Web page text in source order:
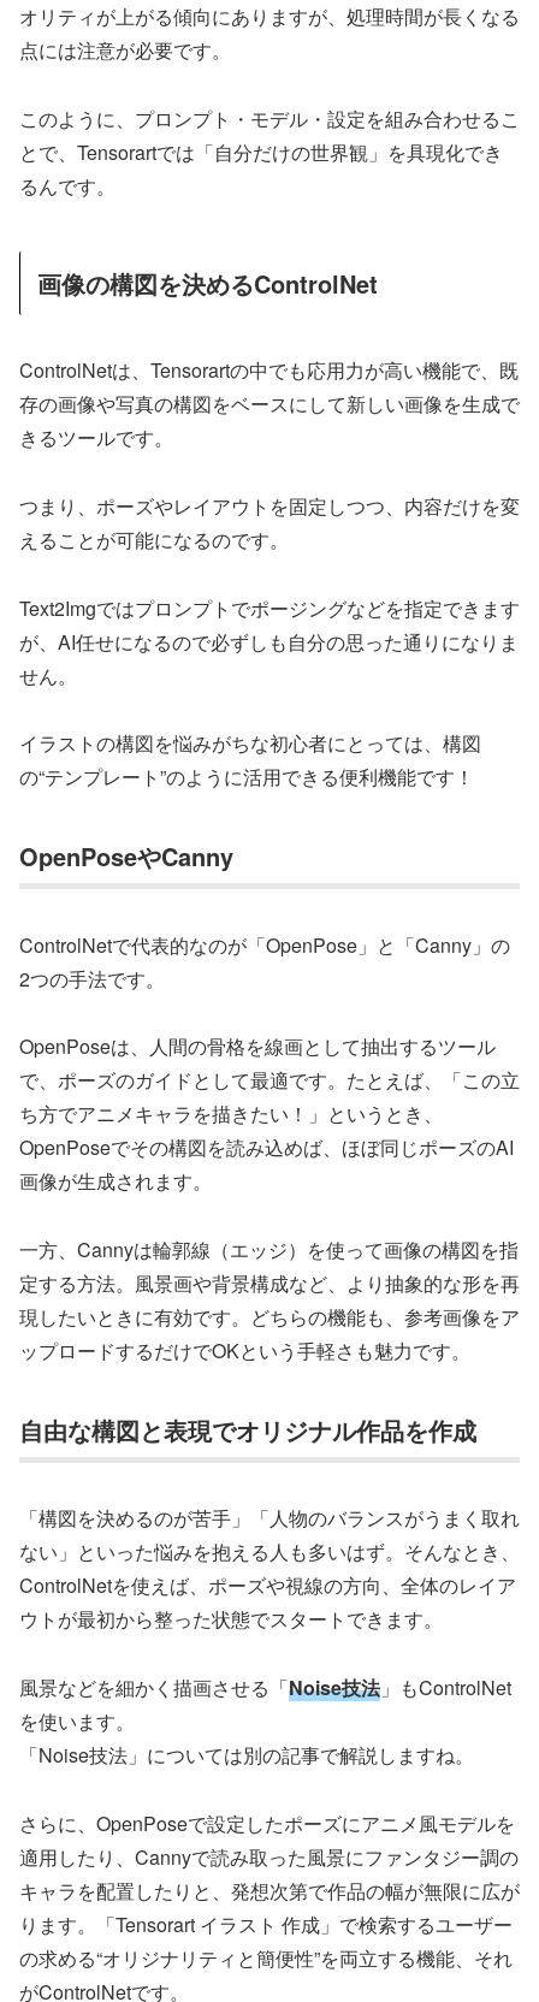
オリティが上がる傾向にありますが、処理時間が長くなる
点には注意が必要です。
このように、プロンプト・モデル・設定を組み合わせるこ
とで、Tensorartでは「自分だけの世界観」を具現化でき
るんです。
画像の構図を決めるControlNet
ControlNetは、Tensorartの中でも応用力が高い機能で、既
存の画像や写真の構図をベースにして新しい画像を生成で
きるツールです。
つまり、ポーズやレイアウトを固定しつつ、内容だけを変
えることが可能になるのです。
Text2Imgではプロンプトでポージングなどを指定できます
が、AI任せになるので必ずしも自分の思った通りになりま
せん。
イラストの構図を悩みがちな初心者にとっては、構図
の“テンプレート”のように活用できる便利機能です！
OpenPoseやCanny
ControlNetで代表的なのが「OpenPose」と「Canny」の
2つの手法です。
OpenPoseは、人間の骨格を線画として抽出するツール
で、ポーズのガイドとして最適です。たとえば、「この立
ち方でアニメキャラを描きたい！」というとき、
OpenPoseでその構図を読み込めば、ほぼ同じポーズのAI
画像が生成されます。
一方、Cannyは輪郭線（エッジ）を使って画像の構図を指
定する方法。風景画や背景構成など、より抽象的な形を再
現したいときに有効です。どちらの機能も、参考画像をア
ップロードするだけでOKという手軽さも魅力です。
自由な構図と表現でオリジナル作品を作成
「構図を決めるのが苦手」「人物のバランスがうまく取れ
ない」といった悩みを抱える人も多いはず。そんなとき、
ControlNetを使えば、ポーズや視線の方向、全体のレイア
ウトが最初から整った状態でスタートできます。
風景などを細かく描画させる「Noise技法」もControlNet
を使います。
「Noise技法」については別の記事で解説しますね。
さらに、OpenPoseで設定したポーズにアニメ風モデルを
適用したり、Cannyで読み取った風景にファンタジー調の
キャラを配置したりと、発想次第で作品の幅が無限に広が
ります。「Tensorart イラスト 作成」で検索するユーザー
の求める“オリジナリティと簡便性”を両立する機能、それ
がControlNetです。